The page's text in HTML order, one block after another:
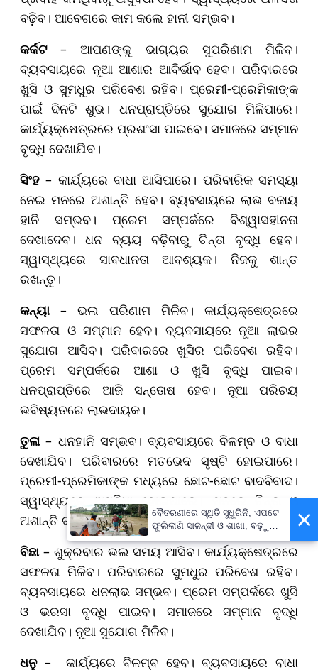
ବଢ଼ିବ। ଆବେଗରେ କାମ କଲେ ହାନୀ ସମ୍ଭବ।
କର୍କଟ– ଆପଣଙ୍କୁ ଭାଗ୍ୟର ସୁପରିଣାମ ମିଳିବ।
ବ୍ୟବସାୟରେ ନୂଆ ଆଶାର ଆବିର୍ଭାବ ହେବ। ପରିବାରରେ
ଖୁସି ଓ ସୁମଧୁର ପରିବେଶ ରହିବ। ପ୍ରେମୀ-ପ୍ରେମିକାଙ୍କ
ପାଇଁ ଦିନଟି ଶୁଭ। ଧନପ୍ରାପ୍ତିରେ ସୁଯୋଗ ମିଳିପାରେ।
କାର୍ଯ୍ୟକ୍ଷେତ୍ରରେ ପ୍ରଶଂସା ପାଇବେ। ସମାଜରେ ସମ୍ମାନ
ବୃଦ୍ଧି ଦେଖାଯିବ।
ସିଂହ – କାର୍ଯ୍ୟରେ ବାଧା ଆସିପାରେ। ପରିବାରିକ ସମସ୍ୟା
ନେଇ ମନରେ ଅଶାନ୍ତି ହେବ। ବ୍ୟବସାୟରେ ଲାଭ ବଜାୟ
ହାନି ସମ୍ଭବ। ପ୍ରେମ ସମ୍ପର୍କରେ ବିଶ୍ୱାସହୀନତା
ଦେଖାଦେବ। ଧନ ବ୍ୟୟ ବଢ଼ିବାରୁ ଚିନ୍ତା ବୃଦ୍ଧି ହେବ।
ସ୍ୱାସ୍ଥ୍ୟରେ ସାବଧାନତା ଆବଶ୍ୟକ। ନିଜକୁ ଶାନ୍ତ
ରଖନ୍ତୁ।
କନ୍ୟା – ଭଲ ପରିଣାମ ମିଳିବ। କାର୍ଯ୍ୟକ୍ଷେତ୍ରରେ
ସଫଳତା ଓ ସମ୍ମାନ ହେବ। ବ୍ୟବସାୟରେ ନୂଆ ଲାଭର
ସୁଯୋଗ ଆସିବ। ପରିବାରରେ ଖୁସିର ପରିବେଶ ରହିବ।
ପ୍ରେମ ସମ୍ପର୍କରେ ଆଶା ଓ ଖୁସି ବୃଦ୍ଧି ପାଇବ।
ଧନପ୍ରାପ୍ତିରେ ଆଜି ସନ୍ତୋଷ ହେବ। ନୂଆ ପରିଚୟ
ଭବିଷ୍ୟତରେ ଲାଭଦାୟକ।
ତୁଳା– ଧନହାନି ସମ୍ଭବ। ବ୍ୟବସାୟରେ ବିଳମ୍ବ ଓ ବାଧା
ଦେଖାଯିବ। ପରିବାରରେ ମତଭେଦ ସୃଷ୍ଟି ହୋଇପାରେ।
ପ୍ରେମୀ-ପ୍ରେମିକାଙ୍କ ମଧ୍ୟରେ ଛୋଟ-ଛୋଟ ବାଦବିବାଦ।
ସ୍ୱାସ୍ଥ୍ୟରେ ଅସୁବିଧା ହୋଇପାରେ। ମନରେ ଚିନ୍ତା ଓ
ଅଶାନ୍ତି ବଢ଼ିବ। ଆଜି ସାବଧାନ ରହିବା ଆବଶ୍ୟକ।
ବିଛା– ଶୁକ୍ରବାର ଭଲ ସମୟ ଆସିବ। କାର୍ଯ୍ୟକ୍ଷେତ୍ରରେ
ସଫଳତା ମିଳିବ। ପରିବାରରେ ସୁମଧୁର ପରିବେଶ ରହିବ।
ବ୍ୟବସାୟରେ ଧନଲାଭ ସମ୍ଭବ। ପ୍ରେମ ସମ୍ପର୍କରେ ଖୁସି
ଓ ଭରସା ବୃଦ୍ଧି ପାଇବ। ସମାଜରେ ସମ୍ମାନ ବୃଦ୍ଧି
ଦେଖାଯିବ। ନୂଆ ସୁଯୋଗ ମିଳିବ।
ଧନୁ– କାର୍ଯ୍ୟରେ ବିଳମ୍ବ ହେବ। ବ୍ୟବସାୟରେ ବାଧା
×
ବୈତରଣୀରେ ସ୍ଥିତି ସୁଧୁରିନି, ଏପଟେ
ଫୁଲିଲାଣି ସାଳନ୍ଦୀ ଓ ଶାଖା, ବଢ଼ୁଛି
ବନ୍ୟା ଭୟ